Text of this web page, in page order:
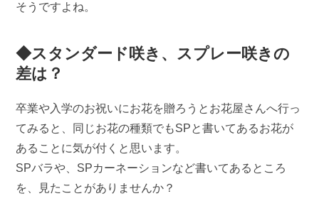
そうですよね。
◆スタンダード咲き、スプレー咲きの
差は？
卒業や入学のお祝いにお花を贈ろうとお花屋さんへ行っ
てみると、同じお花の種類でもSPと書いてあるお花が
あることに気が付くと思います。
SPバラや、SPカーネーションなど書いてあるところ
を、見たことがありませんか？